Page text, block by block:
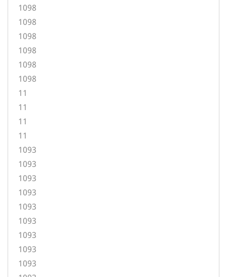
1098
1098
1098
1098
1098
1098
11
11
11
11
1093
1093
1093
1093
1093
1093
1093
1093
1093